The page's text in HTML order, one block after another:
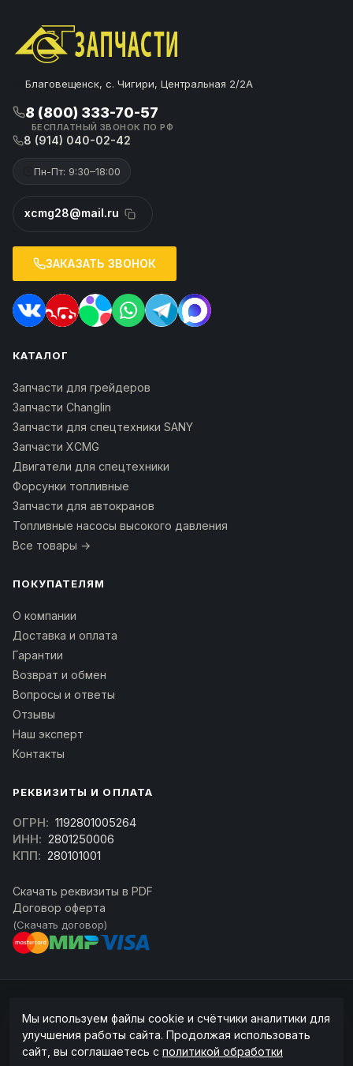
Благовещенск, с. Чигири, Центральная 2/2А
8 (800) 333-70-57
БЕСПЛАТНЫЙ ЗВОНОК ПО РФ
8 (914) 040-02-42
Пн-Пт: 9:30–18:00
xcmg28@mail.ru
ЗАКАЗАТЬ ЗВОНОК
КАТАЛОГ
Запчасти для грейдеров
Запчасти Changlin
Запчасти для спецтехники SANY
Запчасти XCMG
Двигатели для спецтехники
Форсунки топливные
Запчасти для автокранов
Топливные насосы высокого давления
Все товары →
ПОКУПАТЕЛЯМ
О компании
Доставка и оплата
Гарантии
Возврат и обмен
Вопросы и ответы
Отзывы
Наш эксперт
Контакты
РЕКВИЗИТЫ И ОПЛАТА
ОГРН: 1192801005264
ИНН: 2801250006
КПП: 280101001
Скачать реквизиты в PDF
Договор оферта
(Скачать договор)
ссылка на источник обязательна.
Информация на сайте не является публичной офертой (ст. 437 ГК РФ).
Точную стоимость и наличие уточняйте у менеджера.
Мы используем файлы cookie и счётчики аналитики для
улучшения работы сайта. Продолжая использовать
сайт, вы соглашаетесь с политикой обработки